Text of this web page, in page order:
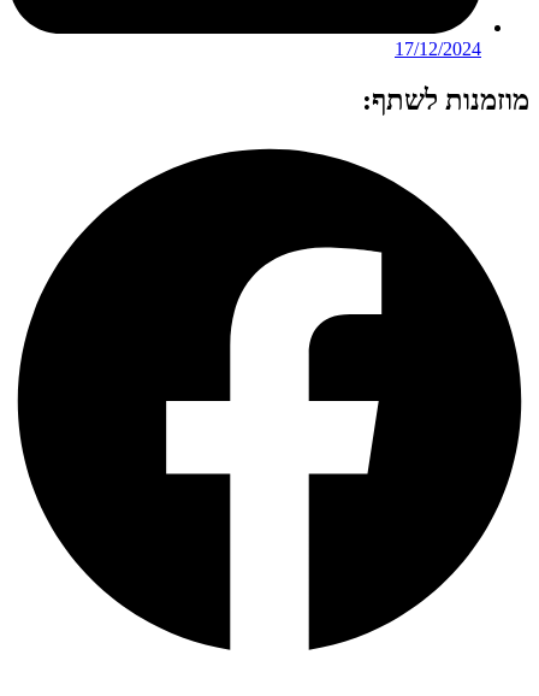
17/12/2024
מוזמנות לשתף: